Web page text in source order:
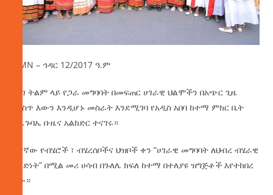
AMN – ኅዳር 12/2017 ዓ.ም
በነገ ትልም ላይ የጋራ መግባባት በመፍጠር ሀገራዊ ህልሞችን በአጭር ጊዜ
ውስጥ እውን እንዲሆኑ መስራት እንደሚገባ የአዲስ አበባ ከተማ ምክር ቤት
አፈጉባኤ ቡዜና አልከድር ተናገሩ።
19ኛውየብሄሮች ፣ ብሄረሰቦችና ህዝቦች ቀን “ሀገራዊ መግባባት ለህብረ ብሄራዊ
አንድነት” በሚል መሪ ሀሳብ በጉለሌ ክፍለ ከተማ በተለያዩ ዝግጅቶች እየተከበረ
ነው።